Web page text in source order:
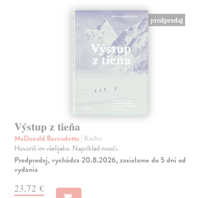
predpredaj
Výstup z tieňa
McDonald Bernadette | Kniha
Hovorili im všelijako. Napríklad nosiči.
Predpredaj, vychádza 20.8.2026, zasielame do 5 dní od
vydania
23,72 €